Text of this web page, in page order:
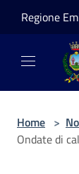
Regione
Home >
Ondate di